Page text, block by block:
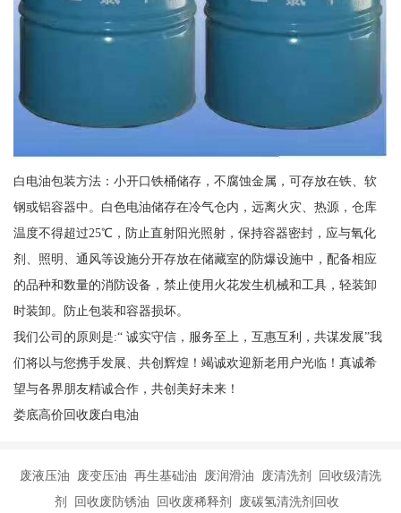
白电油包装方法：小开口铁桶储存，不腐蚀金属，可存放在铁、软
钢或铝容器中。白色电油储存在冷气仓内，远离火灾、热源，仓库
温度不得超过25℃，防止直射阳光照射，保持容器密封，应与氧化
剂、照明、通风等设施分开存放在储藏室的防爆设施中，配备相应
的品种和数量的消防设备，禁止使用火花发生机械和工具，轻装卸
时装卸。防止包装和容器损坏。
我们公司的原则是:“ 诚实守信，服务至上，互惠互利，共谋发展”我
们将以与您携手发展、共创辉煌！竭诚欢迎新老用户光临！真诚希
望与各界朋友精诚合作，共创美好未来！
娄底高价回收废白电油
废液压油 废变压油 再生基础油 废润滑油 废清洗剂 回收级清洗
剂 回收废防锈油 回收废稀释剂 废碳氢清洗剂回收